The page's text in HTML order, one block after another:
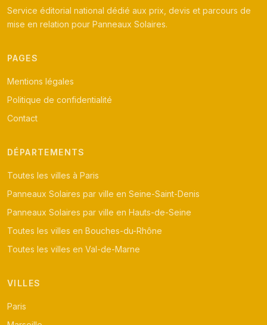
Service éditorial national dédié aux prix, devis et parcours de
mise en relation pour Panneaux Solaires.
PAGES
Mentions légales
Politique de confidentialité
Contact
DÉPARTEMENTS
Toutes les villes à Paris
Panneaux Solaires par ville en Seine-Saint-Denis
Panneaux Solaires par ville en Hauts-de-Seine
Toutes les villes en Bouches-du-Rhône
Toutes les villes en Val-de-Marne
VILLES
Paris